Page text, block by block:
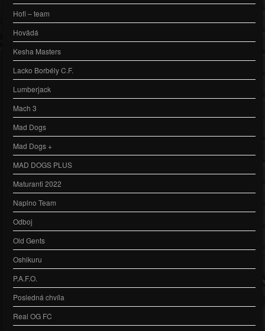
Hofi – team
Hovädá
Kesha Masters
Lacko Borbély C.F.
Lumberjack
Mach 3
Mad Dogs
Mad Dogs +
MAD DOGS PLUS
Maturanti 2022
Naplno Team
Odboj
Old Gents
Oshikuru
P.A.F.O.
Posledná chvíla
Real OG FC